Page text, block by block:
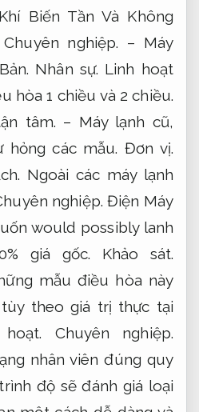
Biến Tần Và Không
Chuyên nghiệp. – Máy
Nhân sự. Linh hoạt
hòa 1 chiều và 2 chiều.
tâm. – Máy lạnh cũ,
hỏng các mẫu. Đơn vị.
Ngoài các máy lạnh
nghiệp. Điện Máy
would possibly lanh
giá gốc. Khảo sát.
mẫu điều hòa này
theo giá trị thực tại
Chuyên nghiệp.
nhân viên đúng quy
độ sẽ đánh giá loại